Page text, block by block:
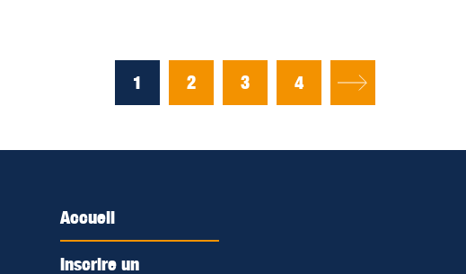
1 2 3 4
Accueil
Inscrire un